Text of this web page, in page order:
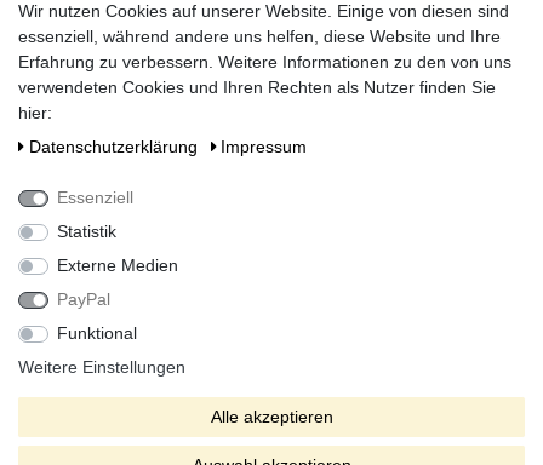
Social Media
Alle Preise inkl. gesetzlicher Mehrwertsteuer zzgl. Versandkosten
bei Lieferung ins Ausland.
* Die verkauften Stückzahlen beziehen sich auf Verkäufe in
unseren Shops und Marktplätzen.
** Der kostenlose Versand erfolgt ausschließlich innerhalb des
Wir nutzen Cookies auf unserer Website. Einige von diesen sind
essenziell, während andere uns helfen, diese Website und Ihre
Erfahrung zu verbessern. Weitere Informationen zu den von uns
verwendeten Cookies und Ihren Rechten als Nutzer finden Sie
hier:
Daten­schutz­erklärung
Impressum
Essenziell
Statistik
Externe Medien
PayPal
Funktional
Weitere Einstellungen
Alle akzeptieren